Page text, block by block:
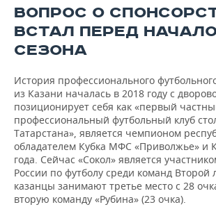
ВОПРОС О
ВСТАЛ ПЕРЕД
СЕЗОНА
История профессионального
из Казани началась в 2018 году с
позиционирует себя как «первый
профессиональный футбольный клуб
Татарстана», является чемпионом
обладателем Кубка МФС «Приволжье» и
года. Сейчас «Сокол» является
России по футболу среди команд Второй
казанцы занимают третье место с 28
вторую команду «Рубина» (23 очка).